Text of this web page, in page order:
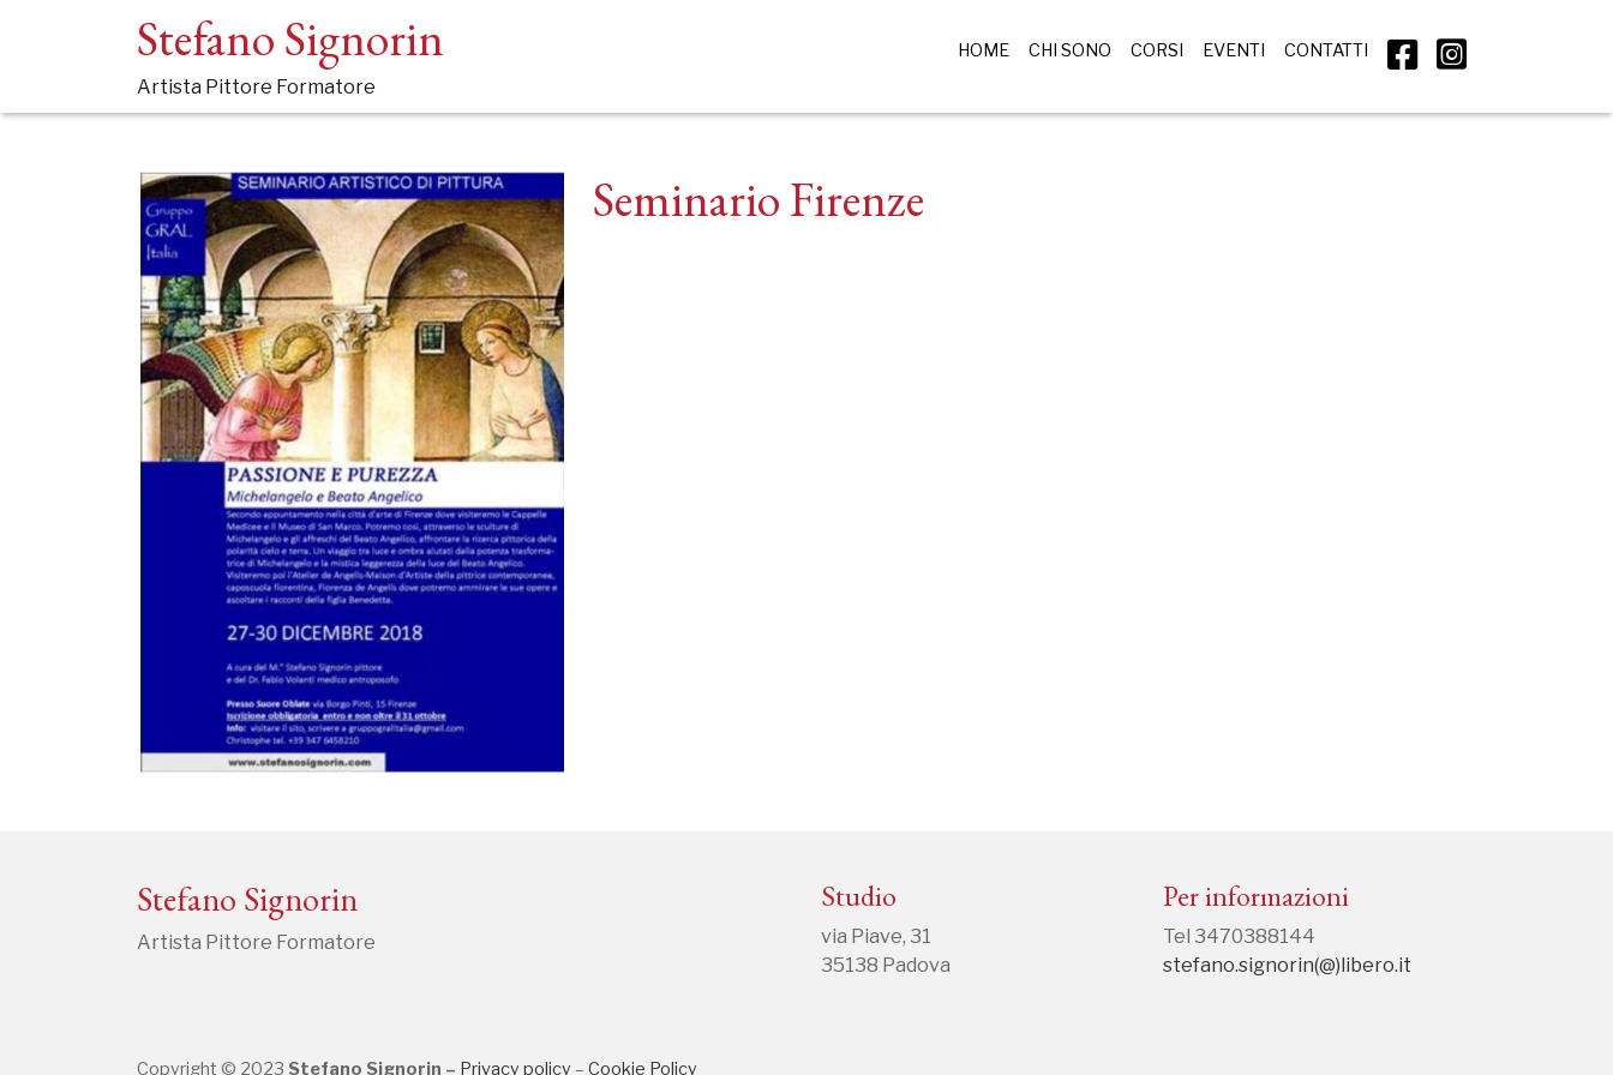
Stefano Signorin
Artista Pittore Formatore
HOME CHI SONO CORSI EVENTI CONTATTI
Seminario Firenze
Stefano Signorin
Artista Pittore Formatore
Studio
via Piave, 31
35138 Padova
Per informazioni
Tel 3470388144
stefano.signorin(@)libero.it
Copyright © 2023 Stefano Signorin – Privacy policy – Cookie Policy